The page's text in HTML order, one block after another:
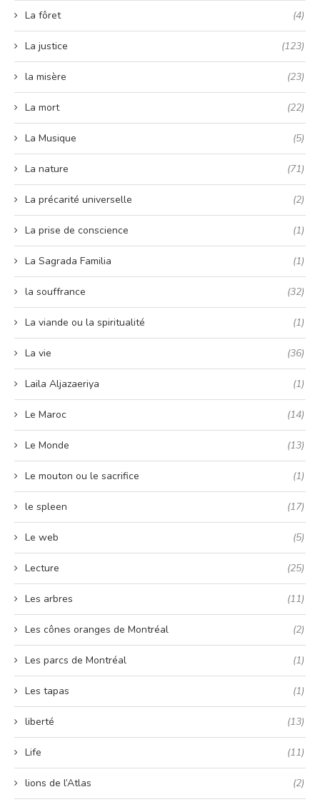
La fôret (4)
La justice (123)
la misère (23)
La mort (22)
La Musique (5)
La nature (71)
La précarité universelle (2)
La prise de conscience (1)
La Sagrada Familia (1)
la souffrance (32)
La viande ou la spiritualité (1)
La vie (36)
Laila Aljazaeriya (1)
Le Maroc (14)
Le Monde (13)
Le mouton ou le sacrifice (1)
le spleen (17)
Le web (5)
Lecture (25)
Les arbres (11)
Les cônes oranges de Montréal (2)
Les parcs de Montréal (1)
Les tapas (1)
liberté (13)
Life (11)
lions de l’Atlas (2)